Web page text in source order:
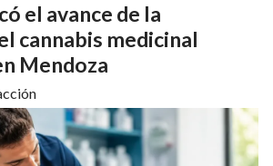
el avance de la
cannabis medicinal
Mendoza